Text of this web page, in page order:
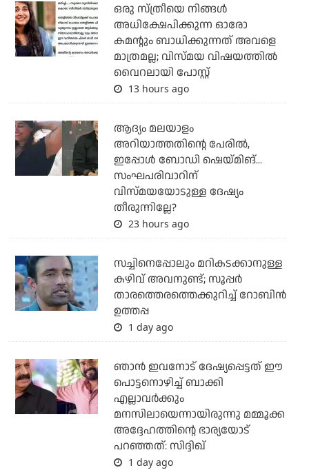
ഒരു സ്ത്രീയെ നിങ്ങള്‍
അധിക്ഷേപിക്കുന്ന ഓരോ
കമന്റും ബാധിക്കുന്നത് അവളെ
മാത്രമല്ല; വിസ്മയ വിഷയത്തില്‍
വൈറലായി പോസ്റ്റ്
13 hours ago
ആദ്യം മലയാളം
അറിയാത്തതിന്റെ പേരില്‍,
ഇപ്പോള്‍ ബോഡി ഷെയ്മിങ്...
സംഘപരിവാറിന്
വിസ്മയയോടുള്ള ദേഷ്യം
തീരുന്നില്ലേ?
23 hours ago
സച്ചിനെപ്പോലും മറികടക്കാനുള്ള
കഴിവ് അവനുണ്ട്; സൂപ്പര്‍
താരത്തെരത്തെക്കുറിച്ച് റോബിന്‍
ഉത്തപ്പ
1 day ago
ഞാന്‍ ഇവനോട് ദേഷ്യപ്പെട്ടത് ഈ
പൊട്ടനൊഴിച്ച് ബാക്കി
എല്ലാവര്‍ക്കും
മനസിലായെന്നായിരുന്നു മമ്മൂക്ക
അദ്ദേഹത്തിന്റെ ഭാര്യയോട്
പറഞ്ഞത്: സിദ്ദിഖ്
1 day ago